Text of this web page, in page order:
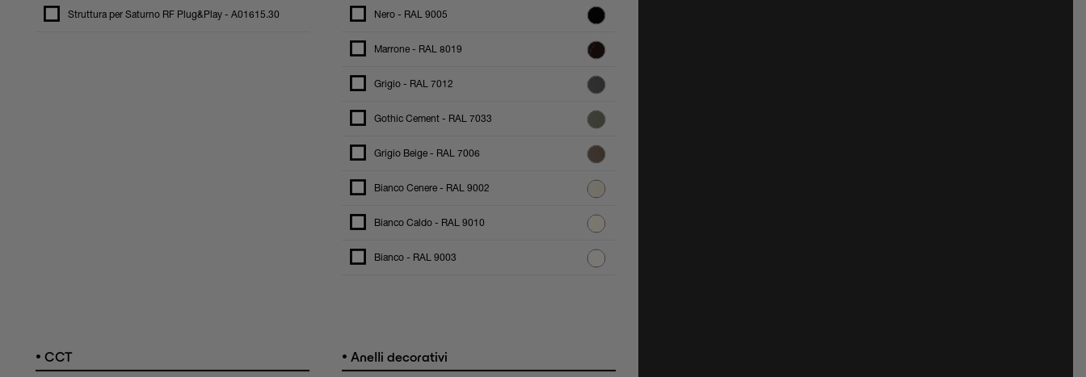
Struttura per Saturno RF Plug&Play - A01615.30 Nero - RAL 9005
Marrone - RAL 8019
Grigio - RAL 7012
Gothic Cement - RAL 7033
Grigio Beige - RAL 7006
Bianco Cenere - RAL 9002
Bianco Caldo - RAL 9010
Bianco - RAL 9003
• CCT • Anelli decorativi